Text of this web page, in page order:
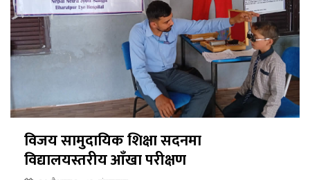
विजय सामुदायिक शिक्षा सदनमा
विद्यालयस्तरीय आँखा परीक्षण